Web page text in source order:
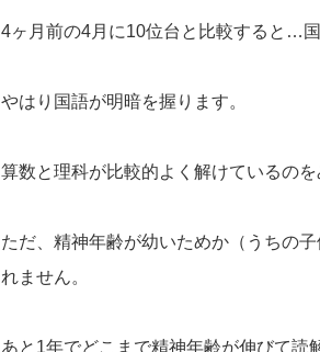
4ヶ月前の4月に10位台と比較すると…
やはり国語が明暗を握ります。
算数と理科が比較的よく解けているの
ただ、精神年齢が幼いためか（うちの
れません。
あと1年でどこまで精神年齢が伸びて読